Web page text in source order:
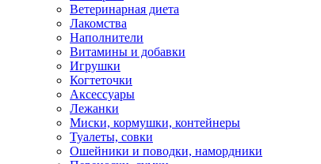
Ветеринарная диета
Лакомства
Наполнители
Витамины и добавки
Игрушки
Когтеточки
Аксессуары
Лежанки
Миски, кормушки, контейнеры
Туалеты, совки
Ошейники и поводки, намордники